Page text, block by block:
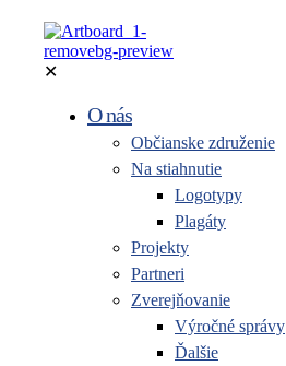
✕
O nás
Občianske združenie
Na stiahnutie
Logotypy
Plagáty
Projekty
Partneri
Zverejňovanie
Výročné správy
Ďalšie